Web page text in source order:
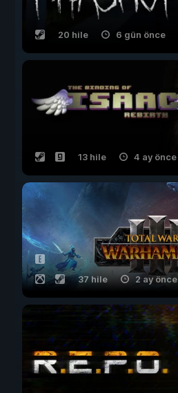
20 hile 6 gün önce
13 hile 4 ay önce
37 hile 2 ay önce